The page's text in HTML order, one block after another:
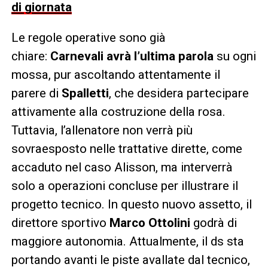
di giornata
Le regole operative sono già
chiare: Carnevali avrà l’ultima parolasu ogni
mossa, pur ascoltando attentamente il
parere di Spalletti, che desidera partecipare
attivamente alla costruzione della rosa.
Tuttavia, l’allenatore non verrà più
sovraesposto nelle trattative dirette, come
accaduto nel caso Alisson, ma interverrà
solo a operazioni concluse per illustrare il
progetto tecnico. In questo nuovo assetto, il
direttore sportivo Marco Ottolini godrà di
maggiore autonomia. Attualmente, il ds sta
portando avanti le piste avallate dal tecnico,